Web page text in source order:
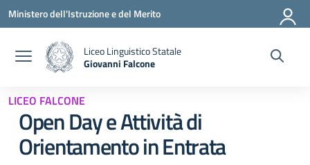
Vai ai contenuti
Vai al menu di navigazione
Vai al footer
Ministero dell'Istruzione e del Merito
Liceo Linguistico Statale
Giovanni Falcone
LICEO FALCONE
Open Day e Attività di
Orientamento in Entrata